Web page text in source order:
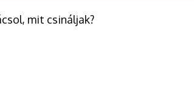
mit csináljak?